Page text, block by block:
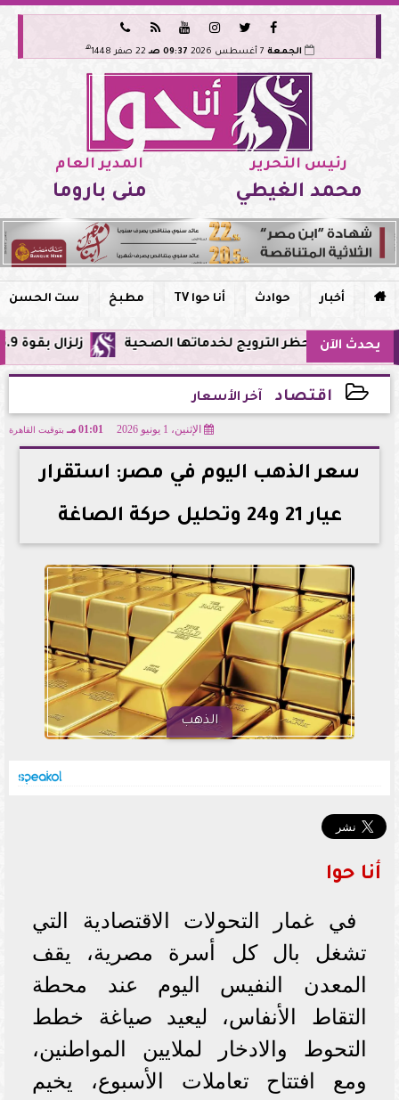






الجمعة 09:37 صـ 22 صفر 1448 هـ
رئيس التحرير
محمد الغيطي
المدير العام
منى باروما
 أخبار حوادث أنا حوا TV مطبخ ست الحسن
يحدث الآن زلزال بقوة 5.9 ريختر يشعر به سكان القاهرة وعدة محافظات.. مركزه شرق البحر المتوسط الترويج لخدماتها الصحية
اقتصاد آخر الأسعار
الإثنين، 1 يونيو 2026 01:01 مـ بتوقيت القاهرة
سعر الذهب اليوم في مصر: استقرار
عيار 21 و24 وتحليل حركة الصاغة
الذهب
أنا حوا
في غمار التحولات الاقتصادية التي
تشغل بال كل أسرة مصرية، يقف
المعدن النفيس اليوم عند محطة
التقاط الأنفاس، ليعيد صياغة خطط
التحوط والادخار لملايين المواطنين،
ومع افتتاح تعاملات الأسبوع، يخيم